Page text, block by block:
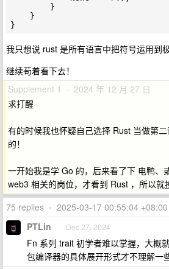
我只想说 rust 是所有语言中把符号运用到
继续苟着看下去！
Supplement 1 · 2024 年 12 月 27 日
求打醒
有的时候我也怀疑自己选择 Rust 当做第
的！
一开始我是学 Go 的，后来看了下 电鸭、
web3 相关的岗位，才看到 Rust ，所以就
75 replies • 2025-03-17 00:55:04 +08:00
PTLin Dec 27, 2024
Fn 系列 trait 初学者难以掌握，大概
包编译器的具体展开形式才不理解一